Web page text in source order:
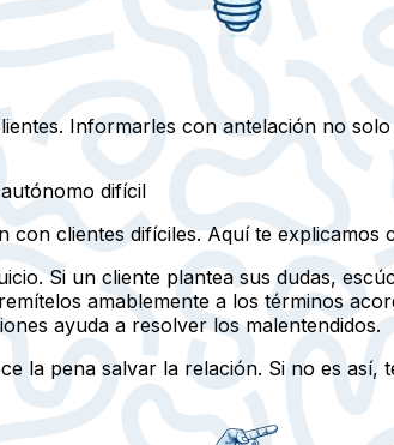
Informarles con antelación no
difícil
clientes difíciles. Aquí te explicamos
Si un cliente plantea sus dudas,
amablemente a los términos
ayuda a resolver los malentendidos.
la pena salvar la relación. Si no es así,